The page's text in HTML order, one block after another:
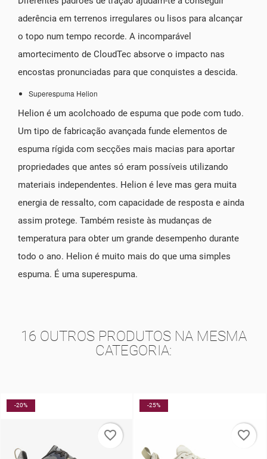
aderência em terrenos irregulares ou lisos para alcançar
o topo num tempo recorde. A incomparável
amortecimento de CloudTec absorve o impacto nas
encostas pronunciadas para que conquistes a descida.
Superespuma Helion
Helion é um acolchoado de espuma que pode com tudo.
Um tipo de fabricação avançada funde elementos de
espuma rígida com secções mais macias para aportar
propriedades que antes só eram possíveis utilizando
materiais independentes. Helion é leve mas gera muita
energia de ressalto, com capacidade de resposta e ainda
assim protege. Também resiste às mudanças de
temperatura para obter um grande desempenho durante
todo o ano. Helion é muito mais do que uma simples
espuma. É uma superespuma.
16 OUTROS PRODUTOS NA MESMA
CATEGORIA:
-20%
favorite_border
-25%
favorite_border